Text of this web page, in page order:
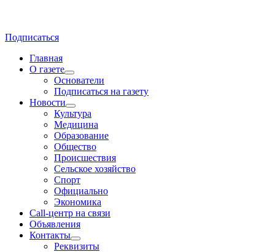
Подписаться
Главная
О газете
Основатели
Подписаться на газету
Новости
Культура
Медицина
Образование
Общество
Происшествия
Сельское хозяйство
Спорт
Официально
Экономика
Call-центр на связи
Объявления
Контакты
Реквизиты